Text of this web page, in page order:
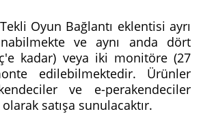
Oyun Bağlantı eklentisi ayrı
ve aynı anda dört
kadar) veya iki monitöre (27
edilebilmektedir. Ürünler
ve e-perakendeciler
satışa sunulacaktır.